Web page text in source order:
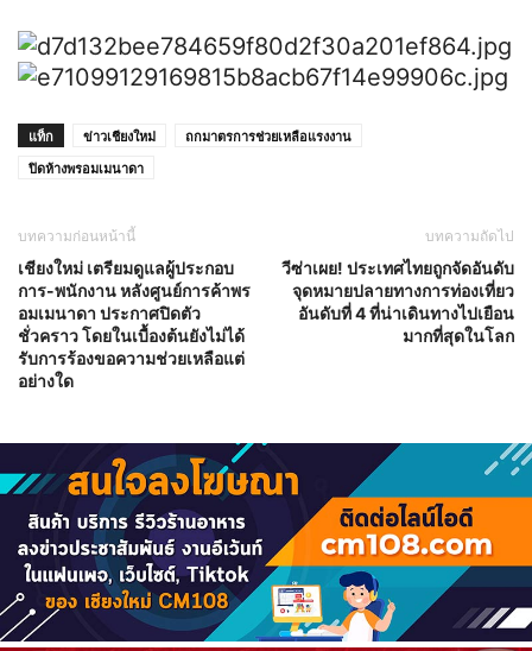
แท็ก ข่าวเชียงใหม่
ถกมาตรการช่วยเหลือแรงงาน
ปิดห้างพรอมเมนาดา
บทความก่อนหน้านี้
เชียงใหม่ เตรียมดูแลผู้ประกอบ
การ-พนักงาน หลังศูนย์การค้าพร
อมเมนาดา ประกาศปิดตัว
ชั่วคราว โดยในเบื้องต้นยังไม่ได้
รับการร้องขอความช่วยเหลือแต่
อย่างใด
บทความถัดไป
วีซ่าเผย! ประเทศไทยถูกจัดอันดับ
จุดหมายปลายทางการท่องเที่ยว
อันดับที่ 4 ที่น่าเดินทางไปเยือน
มากที่สุดในโลก